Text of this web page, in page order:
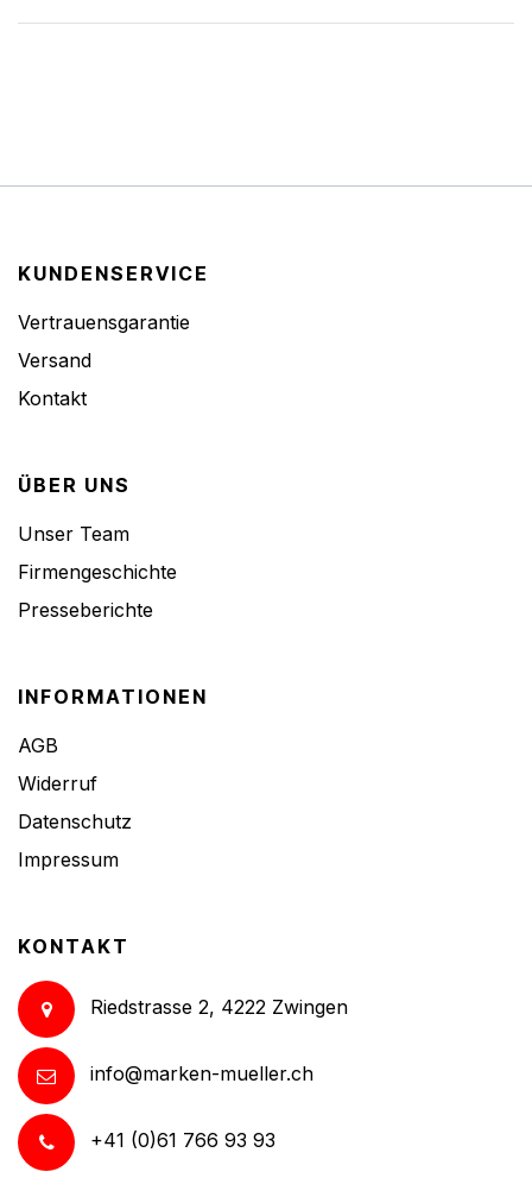
KUNDENSERVICE
Vertrauensgarantie
Versand
Kontakt
ÜBER UNS
Unser Team
Firmengeschichte
Presseberichte
INFORMATIONEN
AGB
Widerruf
Datenschutz
Impressum
KONTAKT
Riedstrasse 2, 4222 Zwingen
info@marken-mueller.ch
+41 (0)61 766 93 93